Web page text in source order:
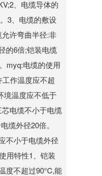
、电缆导体的
3、电缆的敷设
许弯曲半径:非
的6倍;铠装电缆
myq:电缆的使用
作温度应不超
境温度应不低于
电缆不小于电缆
缆外径20倍。
不小于电缆外径
用特性1、铠装
度不超过90°C,能